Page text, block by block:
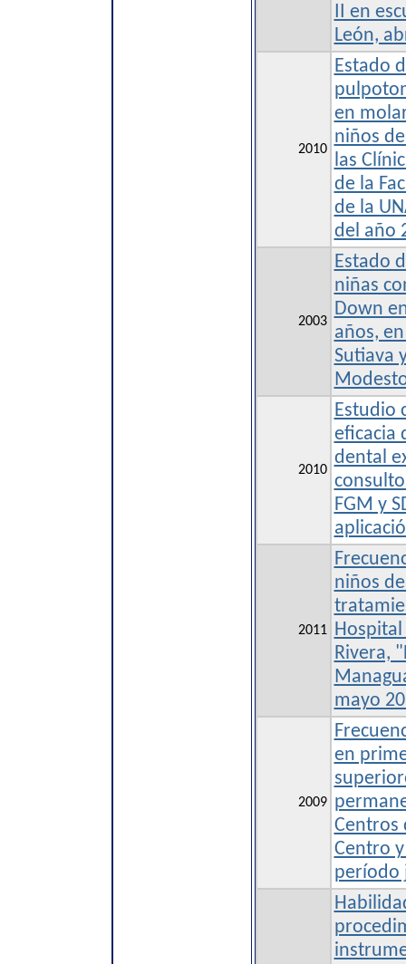
II en
León,
2010
Estado
en
niños
las
de la
de la
del año
2003
Estado
niñas
Down
años,
Sutiava
2010
Estudio
eficacia
dental
FGM y
2011
niños
Hospital
Rivera,
mayo
2009
en
Centros
Centro
período